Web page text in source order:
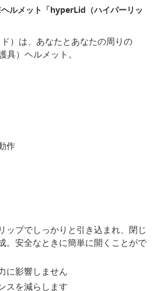
ルメット「hyperLid（ハイパーリッ
）は、あなたとあなたの周りの
具）ヘルメット。
作
ップでしっかりと引き込まれ、閉じ
。安全なときに簡単に開くことがで
に影響しません
スを減らします